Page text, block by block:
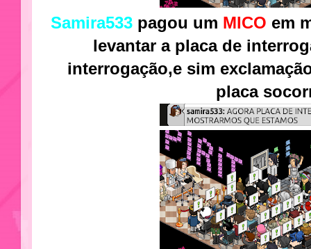
Samira533 pagou um MICO em
levantar a placa de
interrogação,e sim
placa